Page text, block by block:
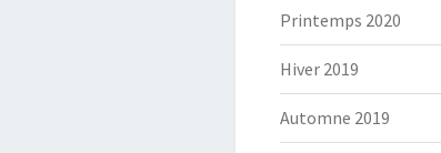
Printemps 2020
Hiver 2019
Automne 2019